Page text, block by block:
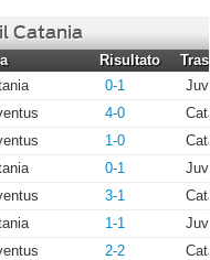
Catania
Risultato
0-1
4-0
1-0
0-1
3-1
1-1
2-2